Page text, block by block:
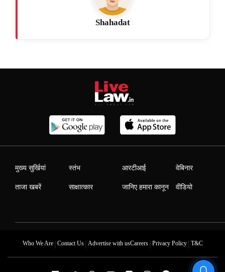
Shahadat
मुख्य सुर्खियां
ताजा खबरें
स्तंभ
साक्षात्कार
आरटीआई
जानिए हमारा कानून
वेबिनार
वीडियो
Who We Are| Contact Us| Advertise with usCareers| Privacy Policy| T&C